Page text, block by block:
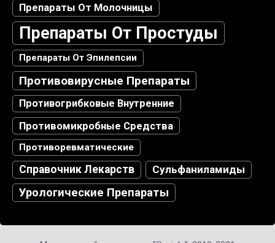
Препараты От Молочницы
Препараты От Простуды
Препараты От Эпилепсии
Противовирусные Препараты
Противогрибковые Внутренние
Противомикробные Средства
Противоревматические
Справочник Лекарств Сульфаниламиды
Урологические Препараты